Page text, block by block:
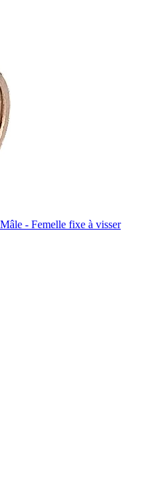
- Femelle fixe à visser